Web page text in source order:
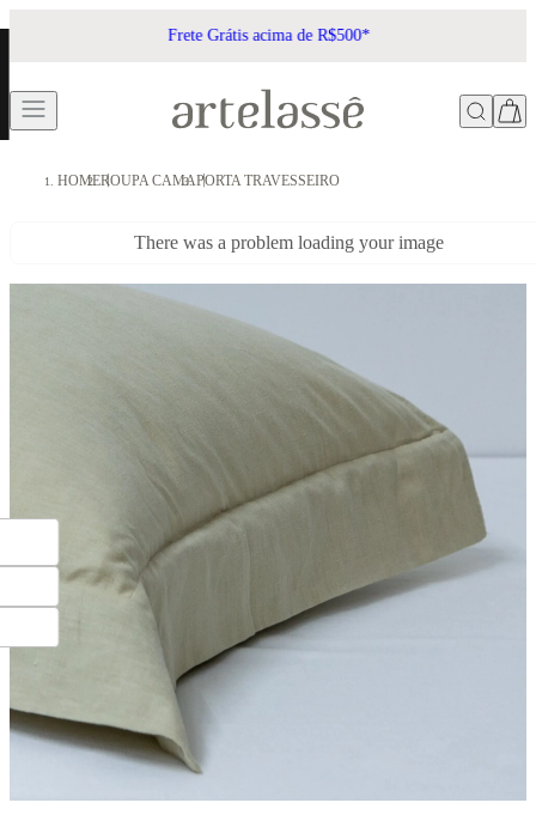
Frete Grátis acima de R$500*
HOMEROUPA CAMAPORTA TRAVESSEIRO
There was a problem loading your image